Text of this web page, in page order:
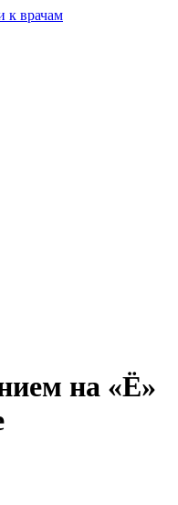
на «Ё»